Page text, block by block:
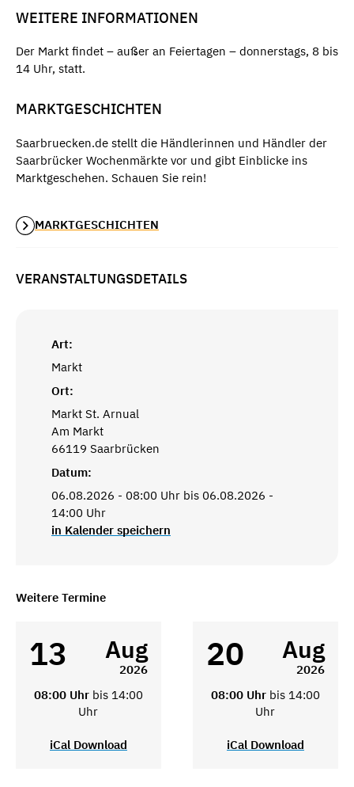
WEITERE INFORMATIONEN
Der Markt findet – außer an Feiertagen – donnerstags, 8 bis
14 Uhr, statt.
MARKTGESCHICHTEN
Saarbruecken.de stellt die Händlerinnen und Händler der
Saarbrücker Wochenmärkte vor und gibt Einblicke ins
Marktgeschehen. Schauen Sie rein!
MARKTGESCHICHTEN
VERANSTALTUNGSDETAILS
Art:
Markt
Ort:
Markt St. Arnual
Am Markt
66119 Saarbrücken
Datum:
06.08.2026 - 08:00 Uhr bis 06.08.2026 -
14:00 Uhr
in Kalender speichern
Weitere Termine
13 Aug
2026
08:00 Uhr bis 14:00
Uhr
iCal Download
20 Aug
2026
08:00 Uhr bis 14:00
Uhr
iCal Download